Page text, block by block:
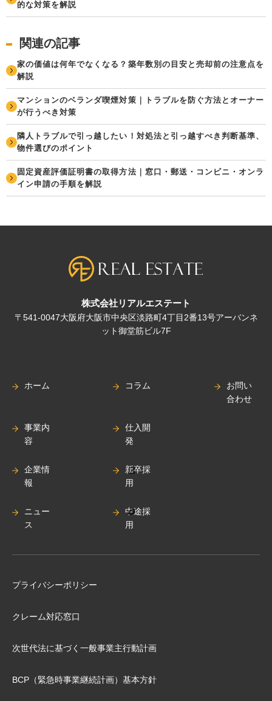
的な対策を解説
関連の記事
家の価値は何年でなくなる？築年数別の目安と売却前の注意点を
解説
マンションのベランダ喫煙対策｜トラブルを防ぐ方法とオーナー
が行うべき対策
隣人トラブルで引っ越したい！対処法と引っ越すべき判断基準、
物件選びのポイント
固定資産評価証明書の取得方法｜窓口・郵送・コンビニ・オンラ
イン申請の手順を解説
株式会社リアルエステート
〒541-0047大阪府大阪市中央区淡路町4丁目2番13号アーバンネ
ット御堂筋ビル7F
ホーム
事業内
容
企業情
報
ニュー
ス
コラム
仕入開
発
新卒採
用
中途採
用
お問い
合わせ
プライバシーポリシー
クレーム対応窓口
次世代法に基づく⼀般事業主⾏動計画
BCP（緊急時事業継続計画）基本⽅針